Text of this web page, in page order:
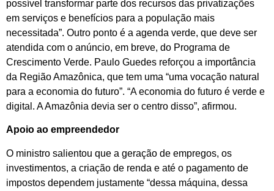
possível transformar parte dos recursos das privatizações
em serviços e benefícios para a população mais
necessitada”. Outro ponto é a agenda verde, que deve ser
atendida com o anúncio, em breve, do Programa de
Crescimento Verde. Paulo Guedes reforçou a importância
da Região Amazônica, que tem uma “uma vocação natural
para a economia do futuro”. “A economia do futuro é verde e
digital. A Amazônia devia ser o centro disso”, afirmou.
Apoio ao empreendedor
O ministro salientou que a geração de empregos, os
investimentos, a criação de renda e até o pagamento de
impostos dependem justamente “dessa máquina, dessa